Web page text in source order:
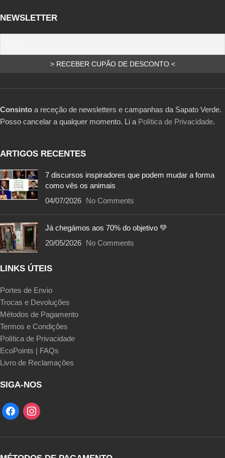
NEWSLETTER
Consinto a receção de newsletters e campanhas da Sapato Verde.
Posso cancelar a qualquer momento. Li a Política de Privacidade.
ARTIGOS RECENTES
7 discursos inspiradores que podem mudar a forma
como vês os animais
04/07/2026 No Comments
Já chegámos aos 70% do objetivo 💚
20/05/2026 No Comments
LINKS ÚTEIS
Portes de Envio
Trocas e Devoluções
Métodos de Pagamento
Termos e Condições
Política de Privacidade
EcoPoints | FAQs
Livro de Reclamações
SIGA-NOS